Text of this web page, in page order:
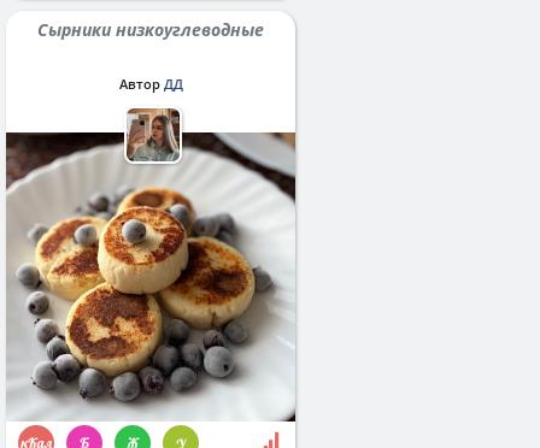
Сырники низкоуглеводные
Автор ДД